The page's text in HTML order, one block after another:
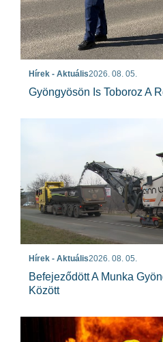
Hírek - Aktuális2026. 08. 05.
Gyöngyösön Is Toboroz A
Hírek - Aktuális2026. 08. 05.
Befejeződött A Munka
Között